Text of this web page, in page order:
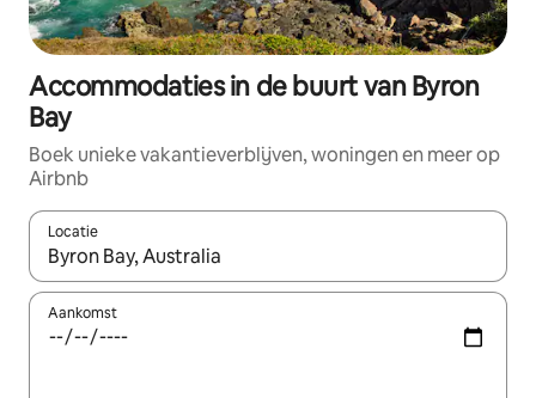
Accommodaties in de buurt van Byron
Bay
Boek unieke vakantieverblijven, woningen en meer op
Airbnb
Locatie
Wanneer er resultaten beschikbaar zijn, maak je een keuze
Aankomst